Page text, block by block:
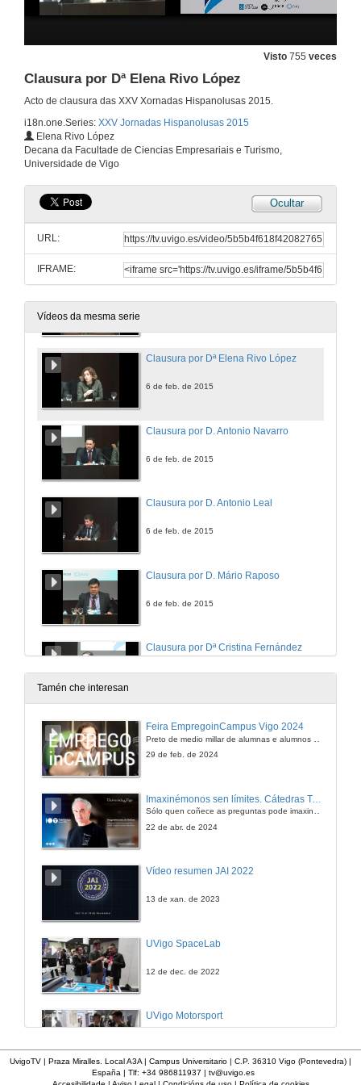
Visto 755 veces
Clausura por Dª Elena Rivo López
Acto de clausura das XXV Xornadas Hispanolusas 2015.
i18n.one.Series: XXV Jornadas Hispanolusas 2015
Elena Rivo López
Decana da Facultade de Ciencias Empresariais e Turismo,
Universidade de Vigo
Ocultar
URL:
IFRAME:
Vídeos da mesma serie
6 de feb. de 2015
A investigación e os Sistemas de Acreditación en España e Portugal. Rolda de preguntas
6 de feb. de 2015
Clausura por D. Virxilio Rodriguez
Clausura por Dª Elena Rivo López
6 de feb. de 2015
Clausura por D. Antonio Navarro
6 de feb. de 2015
Clausura por D. Antonio Leal
6 de feb. de 2015
Clausura por D. Mário Raposo
6 de feb. de 2015
Clausura por Dª Cristina Fernández
6 de feb. de 2015
Tamén che interesan
Feira EmpregoinCampus Vigo 2024
29 de feb. de 2024
Imaxinémonos sen límites. Cátedras Telefónica
Sólo quen coñece as preguntas pode imaxinar novas respostas
22 de abr. de 2024
Vídeo resumen JAI 2022
13 de xan. de 2023
UVigo SpaceLab
12 de dec. de 2022
UVigo Motorsport
UvigoTV | Praza Miralles. Local A3A | Campus Universitario | C.P. 36310 Vigo (Pontevedra) |
España | Tlf: +34 986811937 | tv@uvigo.es